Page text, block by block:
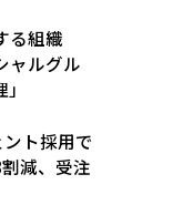
る組織
ャルグル
ト採用で
減、受注